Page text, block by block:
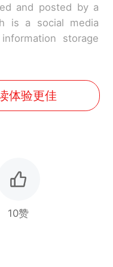
and posted by a
is a social media
storage
体验更佳
10赞